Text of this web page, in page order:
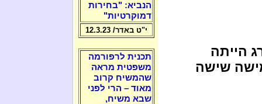
הייתה
שישה
הנביא: "בחירות
דמוקרטיות"
י"ט באדר/ 12.3.23
תכנית לרפורמה
משפטית מראה
שהמשיח קרוב
מאוד – הרי לפני
שבא משיח,